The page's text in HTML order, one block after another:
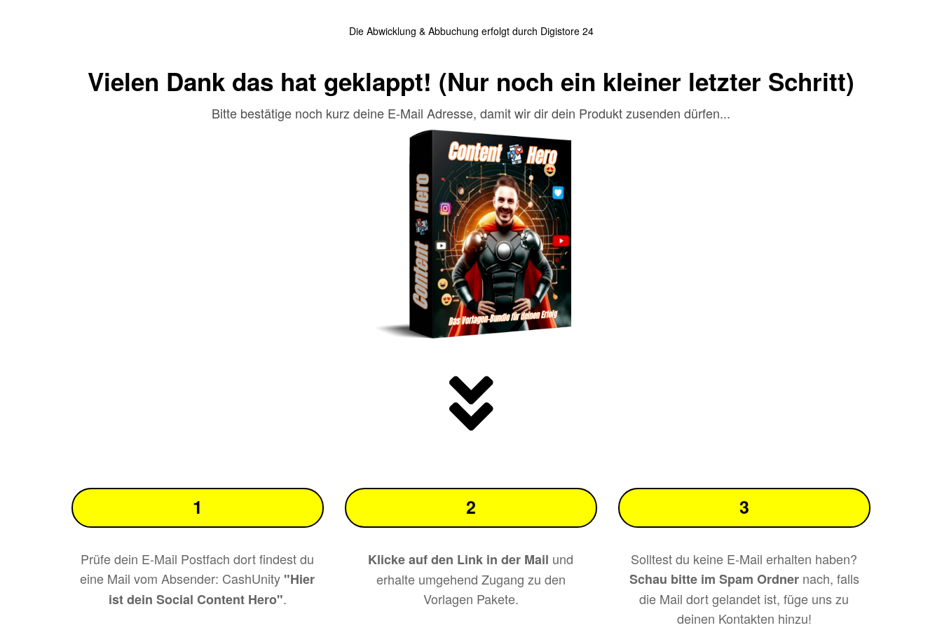
Die Abwicklung & Abbuchung erfolgt durch Digistore 24
Vielen Dank das hat geklappt! (Nur noch ein kleiner letzter Schritt)
Bitte bestätige noch kurz deine E-Mail Adresse, damit wir dir dein Produkt zusenden dürfen...
1
Prüfe dein E-Mail Postfach dort findest du
eine Mail vom Absender: CashUnity "Hier
ist dein Social Content Hero".
2
Klicke auf den Link in der Mail und
erhalte umgehend Zugang zu den
Vorlagen Pakete.
3
Solltest du keine E-Mail erhalten haben?
Schau bitte im Spam Ordnernach, falls
die Mail dort gelandet ist, füge uns zu
deinen Kontakten hinzu!